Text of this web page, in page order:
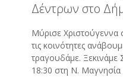
Δέντρων στο
Μύρισε Χριστούγεννα
τις κοινότητες
τραγουδάμε. Ξεκινάμε
18:30 στη Ν. Μαγνησία